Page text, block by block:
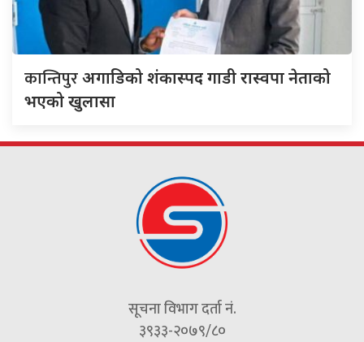
कान्तिपुरअगाडिको शंकास्पद गाडी रास्वपा नेताको
भएको खुलासा
सूचना विभाग दर्ता नं.
३९३३-२०७९/८०